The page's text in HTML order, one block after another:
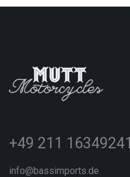
+49 211 16349241
info@bassimports.de